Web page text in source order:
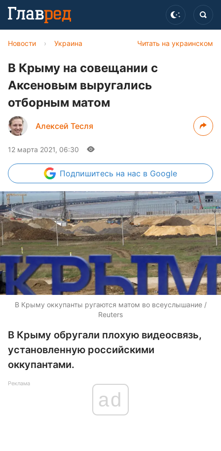
Читать на украинском
Новости › Украина
В Крыму на совещании с
Аксеновым выругались
отборным матом
Алексей Тесля
12 марта 2021, 06:30
Подпишитесь на нас в Google
В Крыму оккупанты ругаются матом во всеуслышание /
Reuters
В Крыму обругали плохую видеосвязь,
установленную российскими
оккупантами.
Реклама
ad